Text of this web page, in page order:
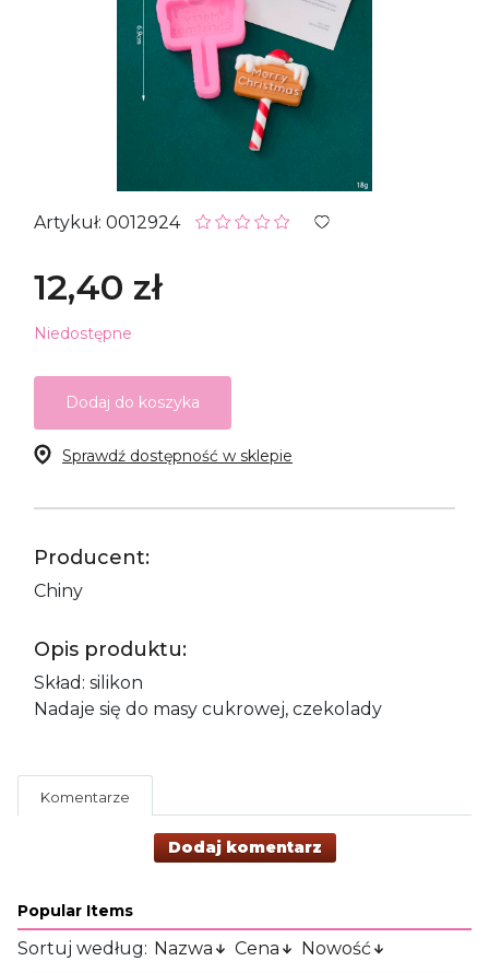
Artykuł: 0012924
12,40 zł
Niedostępne
Dodaj do koszyka
Sprawdź dostępność w sklepie
Producent:
Chiny
Opis produktu:
Skład: silikon
Nadaje się do masy cukrowej, czekolady
Komentarze
Dodaj komentarz
Popular Items
Sortuj według: Nazwa Cena Nowość